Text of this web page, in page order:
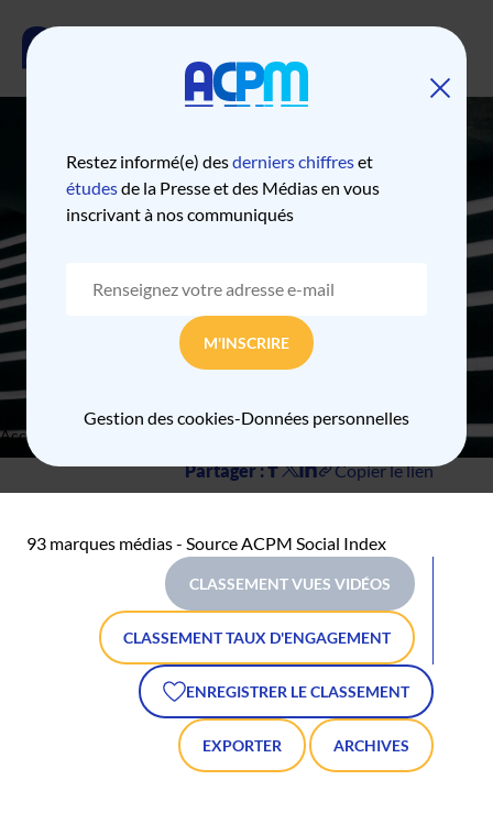
CLASSEMENT
SOCIAL INDEX -
JANVIER 2026
Accueil
Partager : Copier le lien
93 marques médias - Source ACPM Social Index
CLASSEMENT VUES VIDÉOS
CLASSEMENT TAUX D'ENGAGEMENT
ENREGISTRER LE CLASSEMENT
EXPORTER ARCHIVES
Restez informé(e) desderniers chiffreset
étudesde la Presse et des Médias en vous
inscrivant à nos communiqués
M'INSCRIRE
Gestion des cookies-Données personnelles